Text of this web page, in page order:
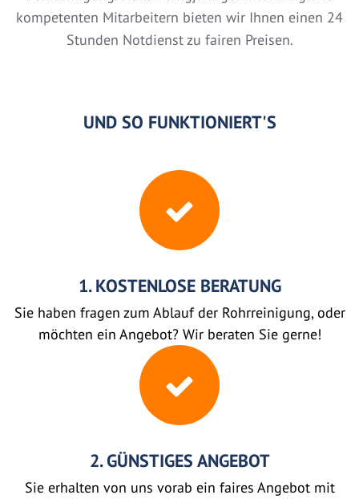
kompetenten Mitarbeitern bieten wir Ihnen einen 24
Stunden Notdienst zu fairen Preisen.
UND SO FUNKTIONIERT'S
1. KOSTENLOSE BERATUNG
Sie haben fragen zum Ablauf der Rohrreinigung, oder
möchten ein Angebot? Wir beraten Sie gerne!
2. GÜNSTIGES ANGEBOT
Sie erhalten von uns vorab ein faires Angebot mit